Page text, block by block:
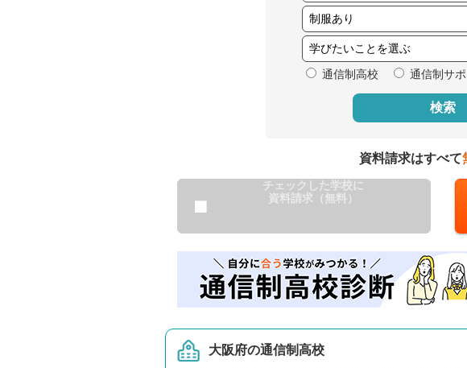
通信制高校 通信制サ
検索
資料請求はすべて
チェックした学校に
資料請求（無料）
大阪府の通信制高校